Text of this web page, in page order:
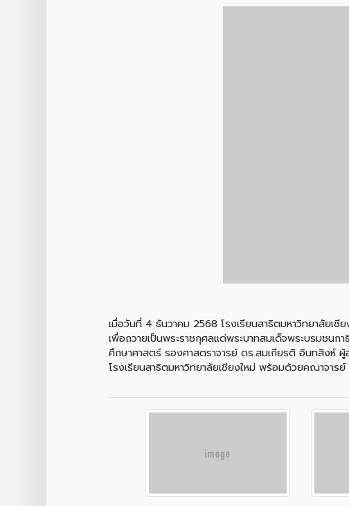
เมื่อวันที่ 4 ธันวาคม 2568 โรงเรียนสาธิตมหาวิทยาลัยเ
เพื่อถวายเป็นพระราชกุศลแด่พระบาทสมเด็จพระบรมช
ศึกษาศาสตร์ รองศาสตราจารย์ ดร.สมเกียรติ อินทสิงห์ ผู้
โรงเรียนสาธิตมหาวิทยาลัยเชียงใหม่ พร้อมด้วยคณาจาร